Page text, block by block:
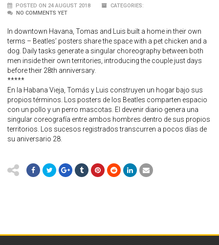
POSTED ON 24 AUGUST 2018
CATEGORIES:
NO COMMENTS YET
In downtown Havana, Tomas and Luis built a home in their own
terms – Beatles’ posters share the space with a pet chicken and a
dog. Daily tasks generate a singular choreography between both
men inside their own territories, introducing the couple just days
before their 28th anniversary.
*****
En la Habana Vieja, Tomás y Luis construyen un hogar bajo sus
propios términos. Los posters de los Beatles comparten espacio
con un pollo y un perro mascotas. El devenir diario genera una
singular coreografía entre ambos hombres dentro de sus propios
territorios. Los sucesos registrados transcurren a pocos días de
su aniversario 28.